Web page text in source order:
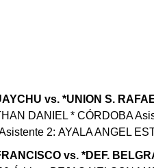
vs. *UNION S.
DANIEL * CÓRDOBA
2: AYALA ANGEL
vs. *DEF.